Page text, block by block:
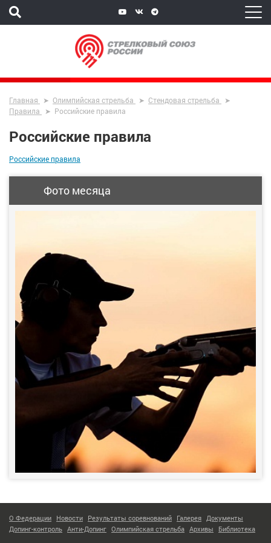
Главная Олимпийская стрельба
Стендовая стрельба
Правила
Российские правила
Российские правила
Российские правила
Фото месяца
О Федерации Новости Результаты соревнований Галерея Документы
Допинг-контроль Анти-Допинг Олимпийская стрельба Архивы Библиотека